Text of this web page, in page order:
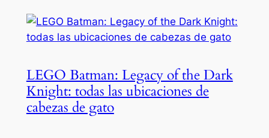
LEGO Batman: Legacy of the Dark
Knight: todas las ubicaciones de
cabezas de gato